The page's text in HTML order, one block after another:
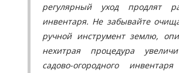
регулярный уход продлят
инвентаря. Не забывайте
ручной инструмент землю,
нехитрая процедура
садово-огородного